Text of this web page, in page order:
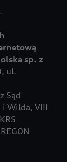
sp. z
ul.
Sąd
i Wilda, VIII